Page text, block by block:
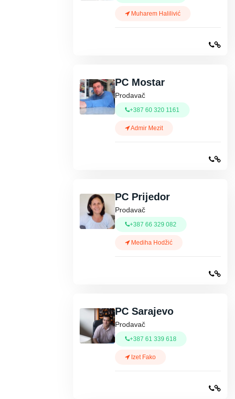
Muharem Halilivić
PC Mostar
Prodavač
+387 60 320 1161
Admir Mezit
PC Prijedor
Prodavač
+387 66 329 082
Mediha Hodžić
PC Sarajevo
Prodavač
+387 61 339 618
Izet Fako